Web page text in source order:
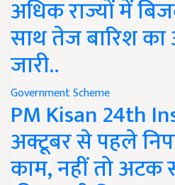
अधिक राज्यों में
साथ तेज बारिश का
जारी..
Government Scheme
PM Kisan 24th
अक्टूबर से पहले
काम, नहीं तो अटक